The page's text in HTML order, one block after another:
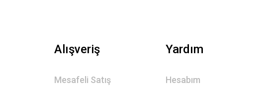
Alışveriş
Mesafeli Satış
Yardım
Hesabım